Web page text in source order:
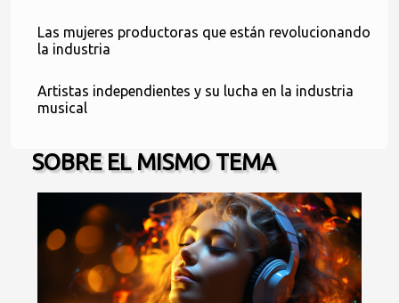
Las mujeres productoras que están revolucionando
la industria
Artistas independientes y su lucha en la industria
musical
SOBRE EL MISMO TEMA